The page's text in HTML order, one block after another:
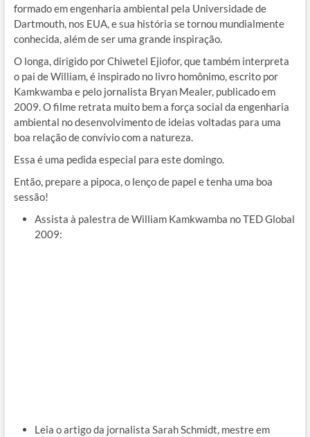
formado em engenharia ambiental pela Universidade de
Dartmouth, nos EUA, e sua história se tornou mundialmente
conhecida, além de ser uma grande inspiração.
O longa, dirigido por Chiwetel Ejiofor, que também interpreta
o pai de William, é inspirado no livro homônimo, escrito por
Kamkwamba e pelo jornalista Bryan Mealer, publicado em
2009. O filme retrata muito bem a força social da engenharia
ambiental no desenvolvimento de ideias voltadas para uma
boa relação de convívio com a natureza.
Essa é uma pedida especial para este domingo.
Então, prepare a pipoca, o lenço de papel e tenha uma boa
sessão!
Assista à palestra de William Kamkwamba no TED Global
2009:
Leia o artigo da jornalista Sarah Schmidt, mestre em